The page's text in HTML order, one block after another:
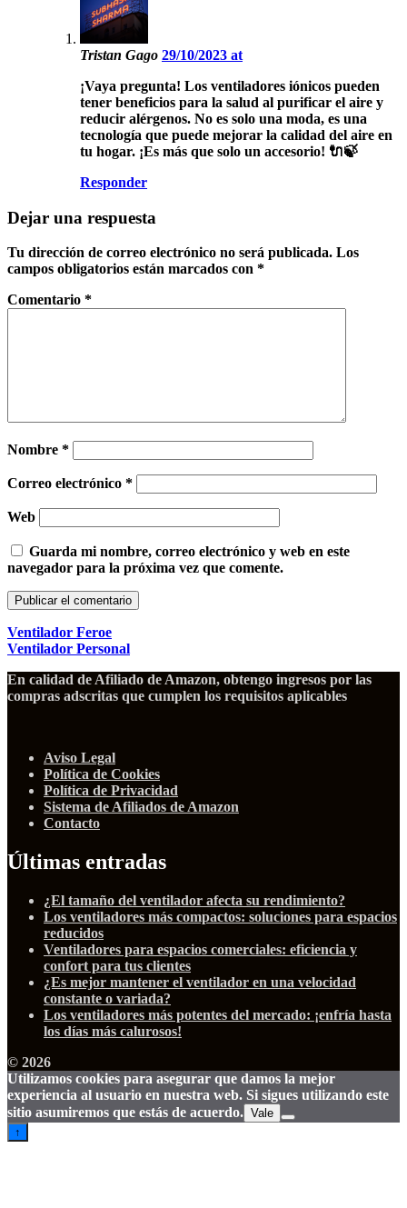
Tristan Gago 29/10/2023 at
¡Vaya pregunta! Los ventiladores iónicos pueden
tener beneficios para la salud al purificar el aire y
reducir alérgenos. No es solo una moda, es una
tecnología que puede mejorar la calidad del aire en
tu hogar. ¡Es más que solo un accesorio! 🔌🍃
Responder
Dejar una respuesta
Tu dirección de correo electrónico no será publicada. Los
campos obligatorios están marcados con *
Comentario *
Nombre *
Correo electrónico *
Web
Guarda mi nombre, correo electrónico y web en este
navegador para la próxima vez que comente.
Ventilador Feroe
Ventilador Personal
En calidad de Afiliado de Amazon, obtengo ingresos por las
compras adscritas que cumplen los requisitos aplicables
Aviso Legal
Política de Cookies
Política de Privacidad
Sistema de Afiliados de Amazon
Contacto
Últimas entradas
¿El tamaño del ventilador afecta su rendimiento?
Los ventiladores más compactos: soluciones para espacios
reducidos
Ventiladores para espacios comerciales: eficiencia y
confort para tus clientes
¿Es mejor mantener el ventilador en una velocidad
constante o variada?
Los ventiladores más potentes del mercado: ¡enfría hasta
los días más calurosos!
© 2026
Utilizamos cookies para asegurar que damos la mejor
experiencia al usuario en nuestra web. Si sigues utilizando este
sitio asumiremos que estás de acuerdo. Vale
↑